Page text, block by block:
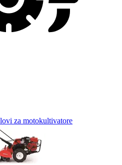
za motokultivatore